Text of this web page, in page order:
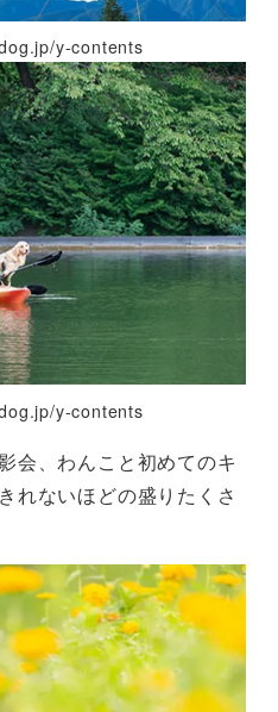
y-contents
y-contents
会、わんこと初めてのキ
れないほどの盛りたくさ